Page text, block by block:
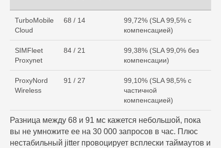
TurboMobile
Cloud
68 / 14
99,72% (SLA 99,5% с
компенсацией)
SIMFleet
Proxynet
84 / 21
99,38% (SLA 99,0% без
компенсации)
ProxyNord
Wireless
91 / 27
99,10% (SLA 98,5% с
частичной
компенсацией)
Разница между 68 и 91 мс кажется небольшой, пока
вы не умножите ее на 30 000 запросов в час. Плюс
нестабильный jitter провоцирует всплески таймаутов и